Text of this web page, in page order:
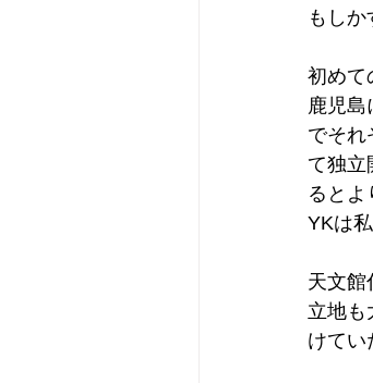
もし
初めて
鹿児
でそれ
て独立
ると
YKは
天文館
立地も
けてい